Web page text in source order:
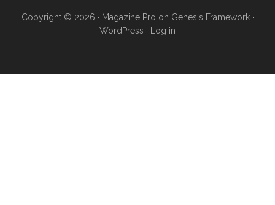
Copyright © 2026 · Magazine Pro on Genesis Framework·
WordPress · Log in